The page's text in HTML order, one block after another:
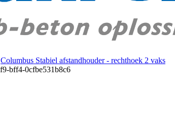
Columbus Stabiel afstandhouder - rechthoek 2 vaks